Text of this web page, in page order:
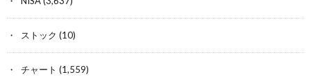
ストック (10)
チャート (1,559)